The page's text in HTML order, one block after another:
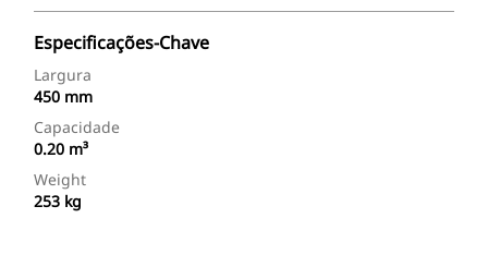
Especificações-Chave
Largura
450 mm
Capacidade
0.20 m³
Weight
253 kg